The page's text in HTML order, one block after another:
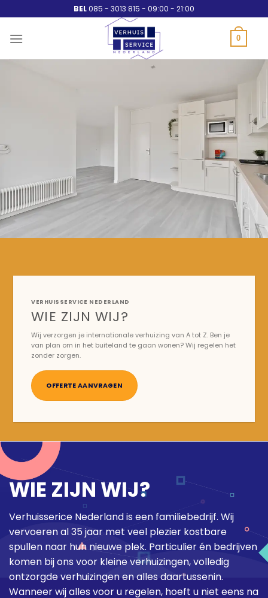
naar
inhoud
BEL085 - 3013 815 - 09:00 - 21:00
0
VERHUISSERVICE NEDERLAND
WIE ZIJN WIJ?
Wij verzorgen je internationale verhuizing van A tot Z. Ben je
van plan om in het buiteland te gaan wonen? Wij regelen het
zonder zorgen.
OFFERTE AANVRAGEN
WIE ZIJN WIJ?
Verhuisserice Nederland is een familiebedrijf. Wij
vervoeren al 35 jaar met veel plezier kostbare
spullen naar hun nieuwe plek. Particulier én bedrijven
komen bij ons voor kleine verhuizingen, volledig
ontzorgde verhuizingen en alles daartussenin.
Wanneer wij alles voor u regelen, hoeft u niet eens na